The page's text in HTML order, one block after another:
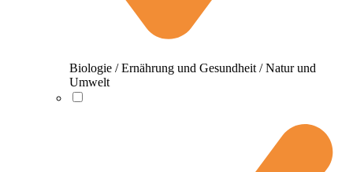
Biologie / Ernährung und Gesundheit / Natur und
Umwelt